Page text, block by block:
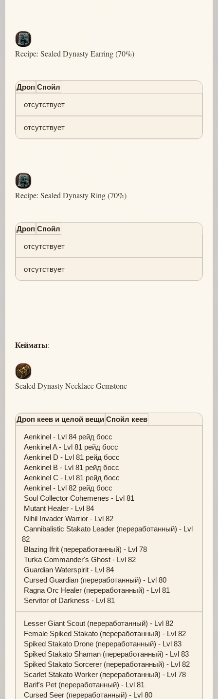
Recipe: Sealed Dynasty Earring (70%)
Дроп Спойл
отсутствует
отсутствует
Recipe: Sealed Dynasty Ring (70%)
Дроп Спойл
отсутствует
отсутствует
Кейматы:
Sealed Dynasty Necklace Gemstone
Дроп кеев и целой вещи Спойл кеев
Aenkinel - Lvl 84 рейд босс
Aenkinel A - Lvl 81 рейд босс
Aenkinel D - Lvl 81 рейд босс
Aenkinel B - Lvl 81 рейд босс
Aenkinel C - Lvl 81 рейд босс
Aenkinel - Lvl 82 рейд босс
Soul Collector Cohemenes - Lvl 81
Mutant Healer - Lvl 84
Nihil Invader Warrior - Lvl 82
Cannibalistic Stakato Leader (переработанный) - Lvl
82
Blazing Ifrit (переработанный) - Lvl 78
Turka Commander's Ghost - Lvl 82
Guardian Waterspirit - Lvl 84
Cursed Guardian (переработанный) - Lvl 80
Ragna Orc Healer (переработанный) - Lvl 81
Servitor of Darkness - Lvl 81
Lesser Giant Scout (переработанный) - Lvl 82
Female Spiked Stakato (переработанный) - Lvl 82
Spiked Stakato Drone (переработанный) - Lvl 83
Spiked Stakato Shaman (переработанный) - Lvl 83
Spiked Stakato Sorcerer (переработанный) - Lvl 82
Scarlet Stakato Worker (переработанный) - Lvl 78
Barif's Pet (переработанный) - Lvl 81
Cursed Seer (переработанный) - Lvl 80